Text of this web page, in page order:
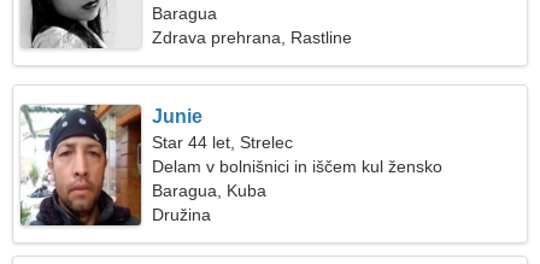
Baragua
Zdrava prehrana, Rastline
Junie
Star 44 let, Strelec
Delam v bolnišnici in iščem kul žensko
Baragua, Kuba
Družina